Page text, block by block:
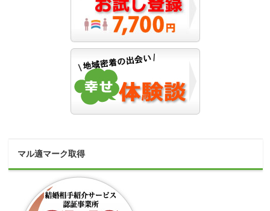
マル適マーク取得